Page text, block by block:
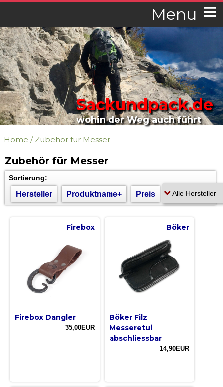
Menu
Sackundpack.de
wohin der Weg auch führt
Home / Zubehör für Messer
Zubehör für Messer
Sortierung:
Hersteller Produktname+ Preis
Firebox
Firebox Dangler
35,00EUR
Böker
Böker Filz
Messeretui
abschliessbar
14,90EUR